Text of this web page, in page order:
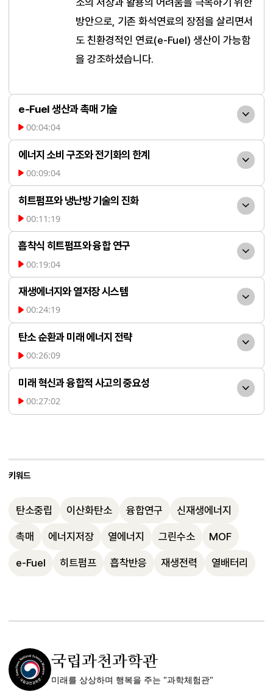
방안으로, 기존 화석연료의 장점을 살리면서
도 친환경적인 연료(e-Fuel) 생산이 가능함
을 강조하셨습니다.
e-Fuel 생산과 촉매 기술
00:04:04
이산화탄소와 수소를 활용
한 e-Fuel 생산 기술의 발전 과정을 다루었
재생전력이 남는 곳이나 CO2가 집중된 곳
에 소규모 플랜트를 설치하는 방식이 소개되
왁스 등 부가물질 생산도 가능하며, 촉매의
종류에 따라 생성물의 특성이 달라집니다.
실제 경유와의 비교, 연료의 성능 평가, 바이
시되었습니다.
에너지 소비 구조와 전기화의 한계
00:09:04
2050년을 전망하며 전기
에너지 사용이 증가하고, 화석연료 비중은
그러나 현재 전 세계 에너지 공급에서 석탄,
천연가스, 석유가 여전히 큰 비중을 차지하
께 화석연료 의존도가 쉽게 줄지 않는 현실
을 지적하셨습니다. 특히 전체 에너지 소비
의 50%가 열(난방 및 산업열)로 사용되고
셨습니다.
히트펌프와 냉난방 기술의 진화
00:11:19
히트펌프의 원리와 응용에
대해 상세히 설명하셨습니다. 증발과 응축
에어컨, 냉장고, 건조기, 난방 등 다양한 분
야에 활용되고 있습니다. 최근 전기 기반 히
이 히트펌프연구센터로 확대될 만큼 중요성
이 커졌습니다. 그러나 냉난방 에너지 수요
가 여전히 높고, 효율 개선 및 새로운 기술 개
흡착식 히트펌프와 융합 연구
00:19:04
기존 증기압축식 히트펌프
의 한계를 극복하기 위해 흡착반응을 이용한
소개하셨습니다. MOF 등 첨단 흡착제를 활
용해 전기 없이 열로 작동하는 시스템을 연
한 융합 기술이 적용되고 있습니다. 이 과정
에서 화학, 물리, 기계 등 여러 분야 전문가의
재생에너지와 열저장 시스템
00:24:19
재생전력을 활용한 무탄소
열원 확보와 저장 기술에 대한 연구가 소개
동시에 생산하는 PVT 시스템, 흡착 열 배터
리, 축열조 등 다양한 기술이 통합된 시스템
해 냉수를 생산하는 등, 실질적인 에너지 절
탄소 순환과 미래 에너지 전략
00:26:09
재생전력을 기반으로 한 그
린 수소, 그린 암모니아 등 다양한 무탄소 연
활용과 히트펌프 기술의 발전이 미래 에너지
셨습니다.
미래 혁신과 융합적 사고의 중요성
00:27:02
챗GPT, 제미나이 등 인공
이 실제로 연구되고 있음을 보여주며, 환경
변화에 따라 새로운 해법이 계속 필요함을
의 협력이 미래 에너지 문제 해결의 핵심임
키워드
탄소중립 이산화탄소 융합연구 신재생에너지
촉매 에너지저장 열에너지 그린수소 MOF
e-Fuel 히트펌프 흡착반응 재생전력 열배터리
국립과천과학관
미래를 상상하며 행복을 주는 "과학체험관"